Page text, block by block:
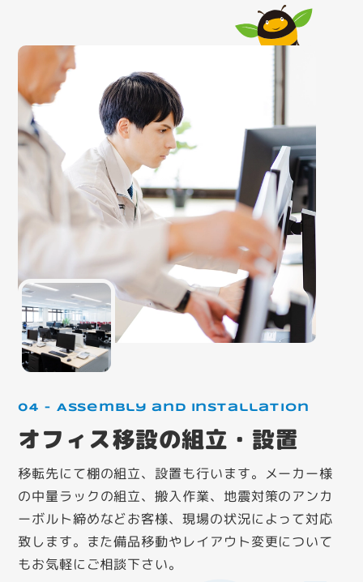
04 – Assembly and installation
オフィス移設の組立・設置
移転先にて棚の組立、設置も行います。メーカー様
の中量ラックの組立、搬入作業、地震対策のアンカ
ーボルト締めなどお客様、現場の状況によって対応
致します。また備品移動やレイアウト変更について
もお気軽にご相談下さい。